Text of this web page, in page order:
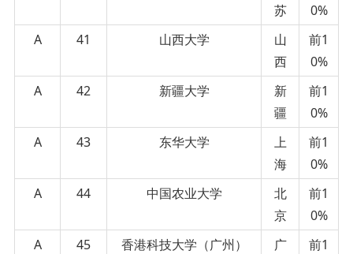
苏
0%
A
41 山西大学
山
西
前1
0%
A
42 新疆大学
新
疆
前1
0%
A
43 东华大学
上
海
前1
0%
A
44 中国农业大学
北
京
前1
0%
A
45 香港科技大学（广州）
广
前1